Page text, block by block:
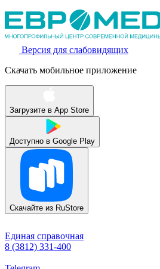
Версия для слабовидящих
Скачать мобильное приложение
Загрузите в App Store
Доступно в Google Play
Скачайте из RuStore
Единая справочная
8 (3812) 331-400